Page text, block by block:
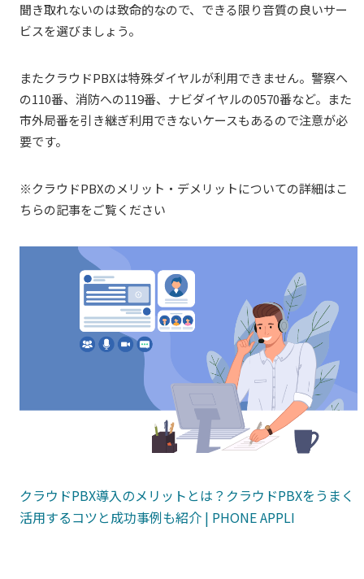
聞き取れないのは致命的なので、できる限り音質の良いサー
ビスを選びましょう。
またクラウドPBXは特殊ダイヤルが利用できません。警察へ
の110番、消防への119番、ナビダイヤルの0570番など。また
市外局番を引き継ぎ利用できないケースもあるので注意が必
要です。
※クラウドPBXのメリット・デメリットについての詳細はこ
ちらの記事をご覧ください
クラウドPBX導入のメリットとは？クラウドPBXをうまく
活用するコツと成功事例も紹介 | PHONE APPLI